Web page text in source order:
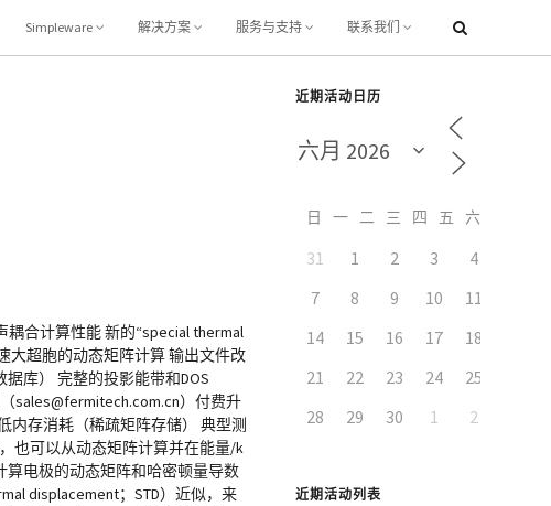
Simpleware 解决方案 服务与支持 联系我们
耦合计算性能 新的“special thermal
大超胞的动态矩阵计算 输出文件改
据库） 完整的投影能带和DOS
sales@fermitech.com.cn）付费升
内存消耗（稀疏矩阵存储） 典型测
也可以从动态矩阵计算并在能量/k
算电极的动态矩阵和哈密顿量导数
displacement；STD）近似，来
近期活动日历
日 一 二 三 四 五
31 1 2 3 4
7
8 9 10 11
14
15 16 17 18
21
22 23 24 25
28
29 30 1 2
近期活动列表